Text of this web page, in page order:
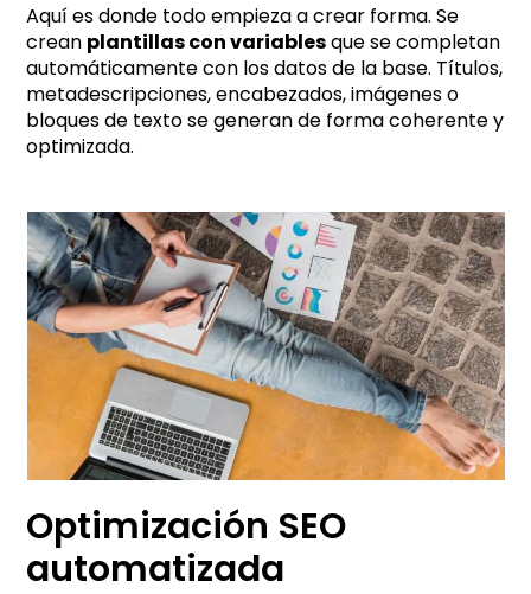
Aquí es donde todo empieza a crear forma. Se
crean plantillas con variablesque se completan
automáticamente con los datos de la base. Títulos,
metadescripciones, encabezados, imágenes o
bloques de texto se generan de forma coherente y
optimizada.
Optimización SEO
automatizada